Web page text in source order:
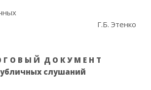
Г.Б. Этенко
Г О В Ы Й Д О К У М Е Н Т
слушаний